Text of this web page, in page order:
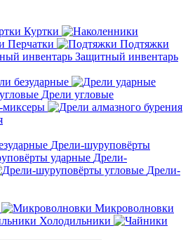
Куртки
Перчатки
Подтяжки
Защитный инвентарь
безударные
Дрели угловые
миксеры
Дрели-шуруповёрты
Дрели-
Дрели-
Микроволновки
Холодильники